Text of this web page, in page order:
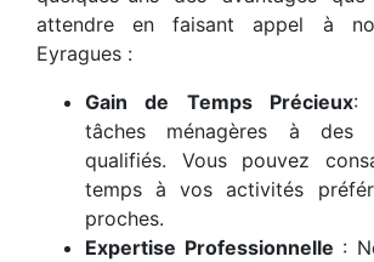
attendre en faisant appel à
Eyragues :
Gain de Temps Précieux:
tâches ménagères à des
qualifiés. Vous pouvez
temps à vos activités
proches.
Expertise Professionnelle :